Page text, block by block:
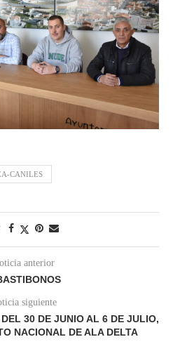
CANILES
anterior
siguiente
30 DE JUNIO AL 6 DE JULIO,
NACIONAL DE ALA DELTA